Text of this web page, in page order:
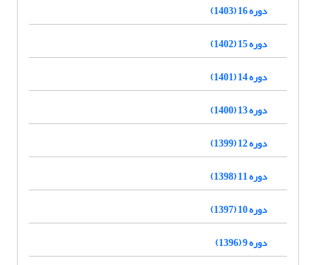
دوره 16 (1403)
دوره 15 (1402)
دوره 14 (1401)
دوره 13 (1400)
دوره 12 (1399)
دوره 11 (1398)
دوره 10 (1397)
دوره 9 (1396)